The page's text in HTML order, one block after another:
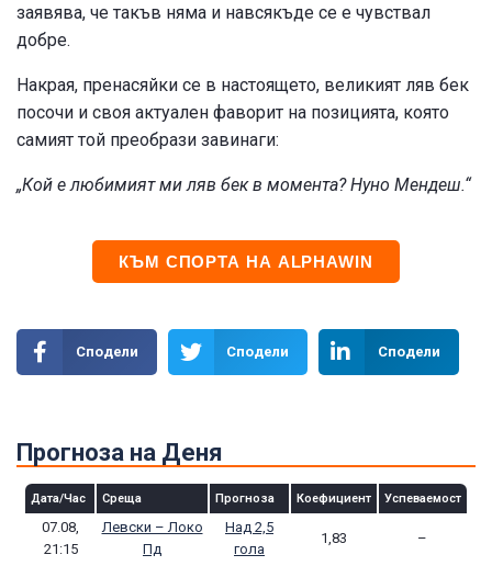
заявява, че такъв няма и навсякъде се е чувствал
добре.
Накрая, пренасяйки се в настоящето, великият ляв бек
посочи и своя актуален фаворит на позицията, която
самият той преобрази завинаги:
„Кой е любимият ми ляв бек в момента? Нуно Мендеш.“
КЪМ СПОРТА НА ALPHAWIN
Сподели Сподели Сподели
Прогноза на Деня
Дата/Час Среща Прогноза Коефициент Успеваемост
07.08,
21:15
Левски – Локо
Пд
Над 2,5
гола
1,83 –